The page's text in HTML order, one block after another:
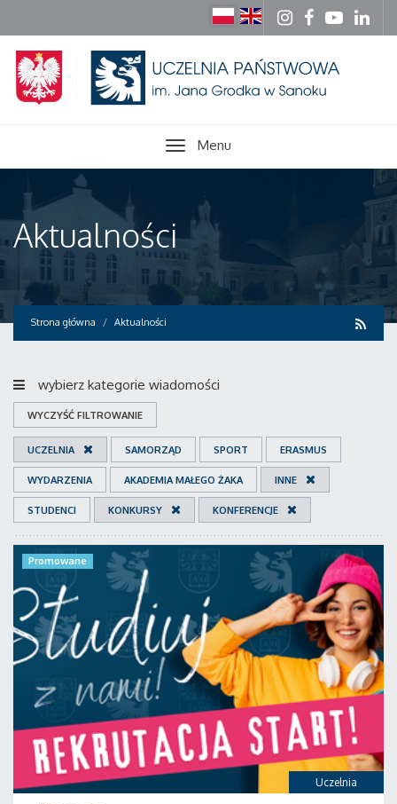
Menu
Aktualności
Strona główna Aktualności
wybierz kategorie wiadomości
WYCZYŚĆ FILTROWANIE
UCZELNIA SAMORZĄD SPORT ERASMUS
WYDARZENIA AKADEMIA MAŁEGO ŻAKA INNE
STUDENCI KONKURSY KONFERENCJE
Uczelnia
Promowane